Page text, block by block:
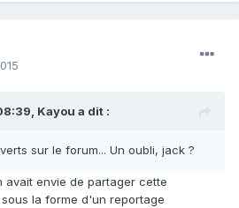
Kayou a dit :
sur le forum... Un oubli, jack ?
avait envie de partager cette
la forme d'un reportage